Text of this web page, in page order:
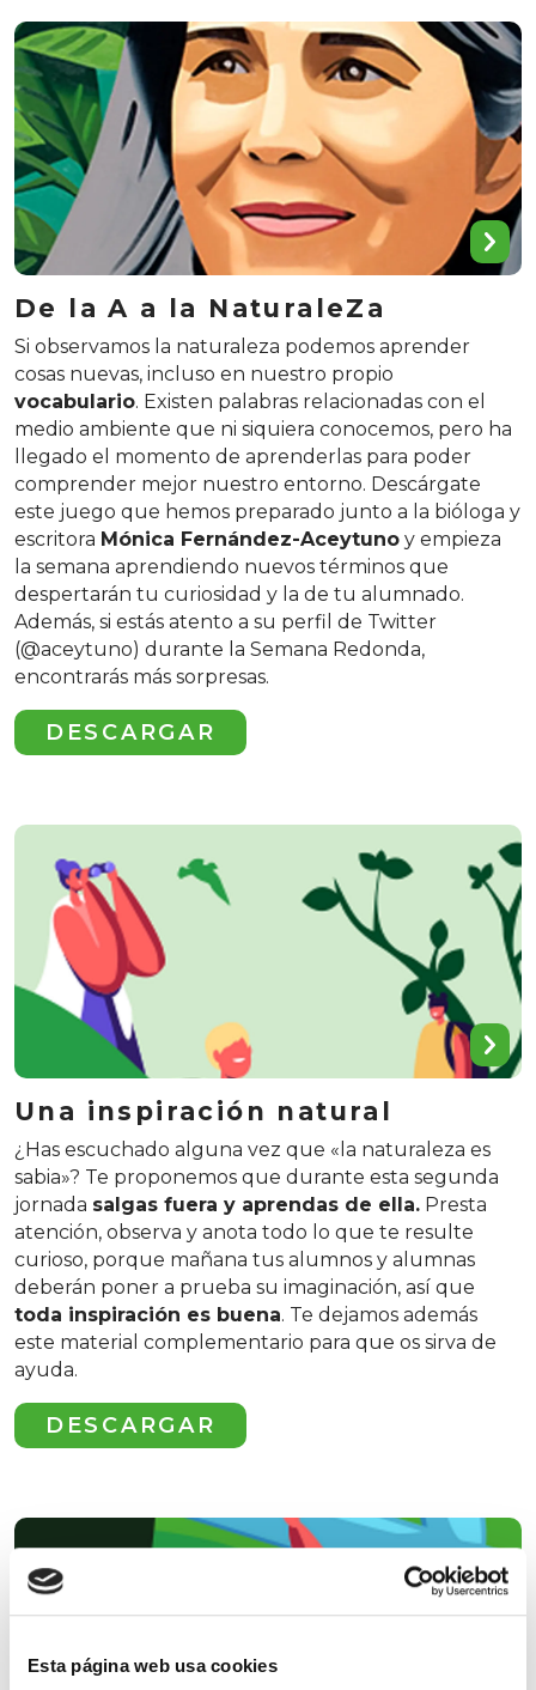
Esta página web usa cookies
De la A a la NaturaleZa
Si observamos la naturaleza podemos aprender
cosas nuevas, incluso en nuestro propio
vocabulario. Existen palabras relacionadas con el
medio ambiente que ni siquiera conocemos, pero ha
llegado el momento de aprenderlas para poder
comprender mejor nuestro entorno. Descárgate
este juego que hemos preparado junto a la bióloga y
escritora Mónica Fernández-Aceytuno y empieza
la semana aprendiendo nuevos términos que
despertarán tu curiosidad y la de tu alumnado.
Además, si estás atento a su perfil de Twitter
(@aceytuno) durante la Semana Redonda,
encontrarás más sorpresas.
DESCARGAR
Una inspiración natural
¿Has escuchado alguna vez que «la naturaleza es
sabia»? Te proponemos que durante esta segunda
jornada salgas fuera y aprendas de ella. Presta
atención, observa y anota todo lo que te resulte
curioso, porque mañana tus alumnos y alumnas
deberán poner a prueba su imaginación, así que
toda inspiración es buena. Te dejamos además
este material complementario para que os sirva de
ayuda.
DESCARGAR